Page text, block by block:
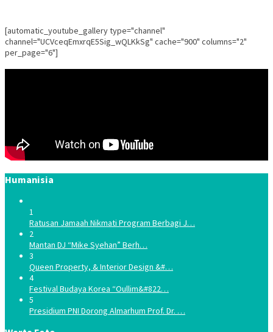
[automatic_youtube_gallery type="channel"
channel="UCVceqEmxrqE5Sig_wQLKkSg" cache="900" columns="2"
per_page="6"]
Humanisia
1
Ratusan Jamaah Nikmati Program Berbagi J…
2
Mantan DJ “Mike Syehan” Berh…
3
Queen Property, & Interior Design &#…
4
Festival Budaya Korea “Oullim&#822…
5
Presidium PNI Dorong Almarhum Prof. Dr. …